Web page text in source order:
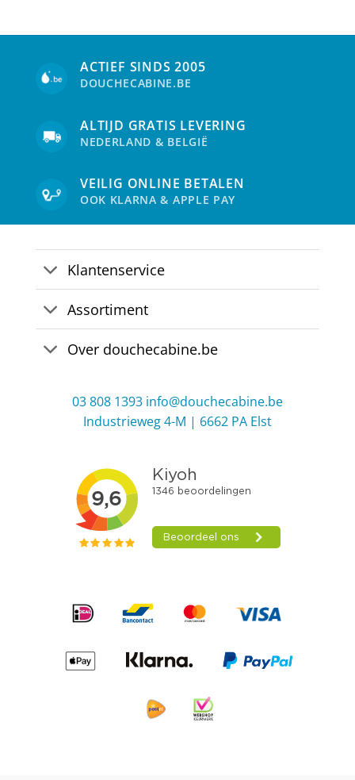
ACTIEF SINDS 2005
DOUCHECABINE.BE
ALTIJD GRATIS LEVERING
NEDERLAND & BELGIË
VEILIG ONLINE BETALEN
OOK KLARNA & APPLE PAY
Klantenservice
Assortiment
Over douchecabine.be
03 808 1393 info@douchecabine.be
Industrieweg 4-M | 6662 PA Elst